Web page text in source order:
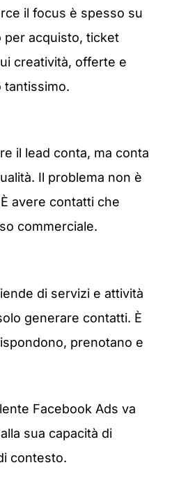
il focus è spesso su
per acquisto, ticket
creatività, offerte e
tantissimo.
il lead conta, ma conta
Il problema non è
avere contatti che
commerciale.
di servizi e attività
generare contatti. È
prenotano e
Facebook Ads va
sua capacità di
contesto.